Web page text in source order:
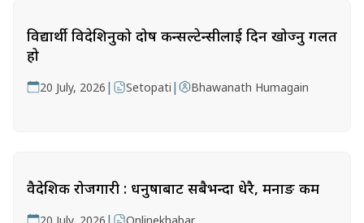
विद्यार्थी विदेशिनुको दोष कन्सल्टेन्सीलाई दिन खोज्नु गलत
हो
20 July, 2026 | Setopati | Bhawanath Humagain
वैदेशिक रोजगारी : धनुषाबाट सबैभन्दा धेरै, मनाङ कम